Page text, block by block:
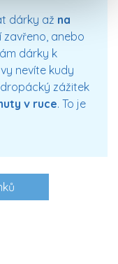
dárky až na
zavřeno, anebo
dárky k
nevíte kudy
zážitek
v ruce. To je